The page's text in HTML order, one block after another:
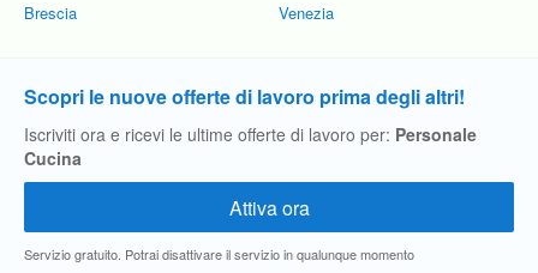
Brescia Venezia
Scopri le nuove offerte di lavoro prima degli altri!
Iscriviti ora e ricevi le ultime offerte di lavoro per: Personale
Cucina
Servizio gratuito. Potrai disattivare il servizio in qualunque momento